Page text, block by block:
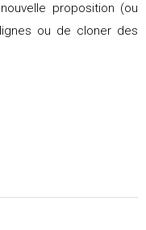
proposition (ou
ou de cloner des